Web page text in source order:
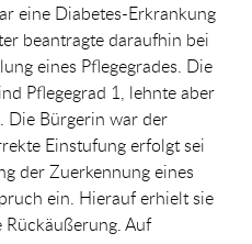
eine Diabetes-Erkrankung
beantragte daraufhin bei
eines Pflegegrades. Die
Pflegegrad 1, lehnte aber
Die Bürgerin war der
Einstufung erfolgt sei
der Zuerkennung eines
ein. Hierauf erhielt sie
Rückäußerung. Auf